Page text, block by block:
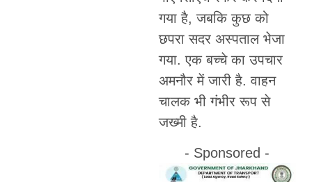
गया है, जबकि कुछ को
छपरा सदर अस्पताल भेजा
गया. एक बच्चे का उपचार
अमनौर में जारी है. वाहन
चालक भी गंभीर रूप से
जख्मी है.
- Sponsored -